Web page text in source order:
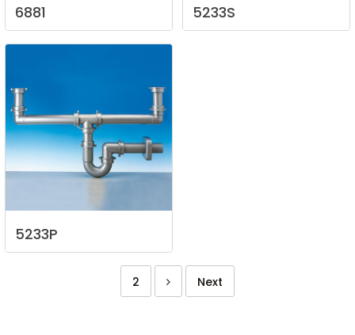
6881 5233S
5233P
2 Next